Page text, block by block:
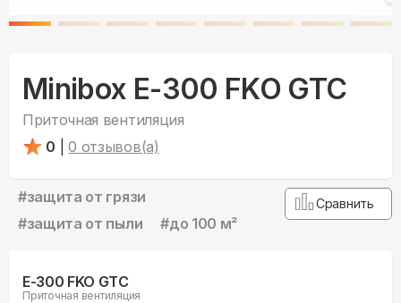
Minibox E-300 FKO GTC
Приточная вентиляция
0
0 отзывов(а)
#защита от грязи
#защита от пыли #до 100 м²
Сравнить
E-300 FKO GTC
Приточная вентиляция